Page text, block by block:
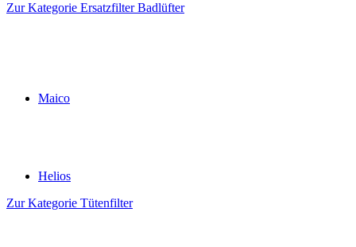
Zur Kategorie Ersatzfilter Badlüfter
Maico
Helios
Zur Kategorie Tütenfilter